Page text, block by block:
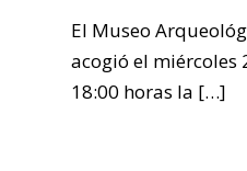
El Museo
acogió el miércoles
18:00 horas la […]